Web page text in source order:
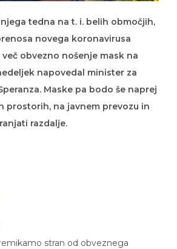
tedna na t. i. belih območjih,
novega koronavirusa
obvezno nošenje mask na
napovedal minister za
Maske pa bodo še naprej
prostorih, na javnem prevozu in
razdalje.
stran od obveznega